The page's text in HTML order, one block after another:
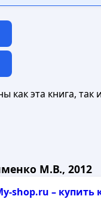
как эта книга,
М.В., 2012
shop.ru – купить